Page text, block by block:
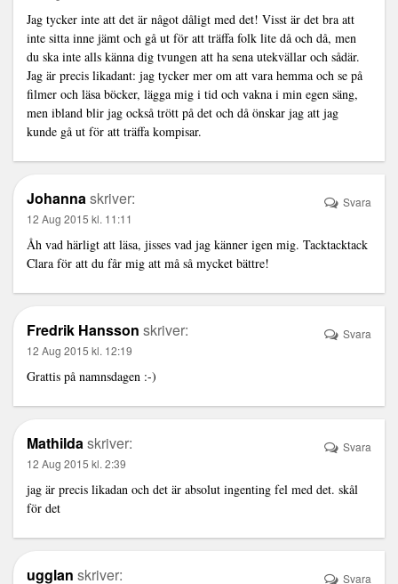
Jag tycker inte att det är något dåligt med det! Visst är det bra att
inte sitta inne jämt och gå ut för att träffa folk lite då och då, men
du ska inte alls känna dig tvungen att ha sena utekvällar och sådär.
Jag är precis likadant: jag tycker mer om att vara hemma och se på
filmer och läsa böcker, lägga mig i tid och vakna i min egen säng,
men ibland blir jag också trött på det och då önskar jag att jag
kunde gå ut för att träffa kompisar.
Johannaskriver:
12 Aug 2015 kl. 11:11
Åh vad härligt att läsa, jisses vad jag känner igen mig. Tacktacktack
Clara för att du får mig att må så mycket bättre!
Svara
Fredrik Hansson skriver:
12 Aug 2015 kl. 12:19
Grattis på namnsdagen :-)
Svara
Mathildaskriver:
12 Aug 2015 kl. 2:39
jag är precis likadan och det är absolut ingenting fel med det. skål
för det
Svara
ugglan skriver: Svara